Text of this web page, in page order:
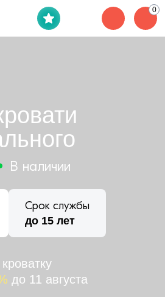
0
В наличии
Срок службы
до 15 лет
до 11 августа